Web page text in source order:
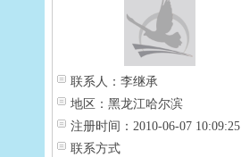
联系人： 李继承
地区： 黑龙江哈尔滨
注册时间： 2010-06-07 10:09:25
联系方式